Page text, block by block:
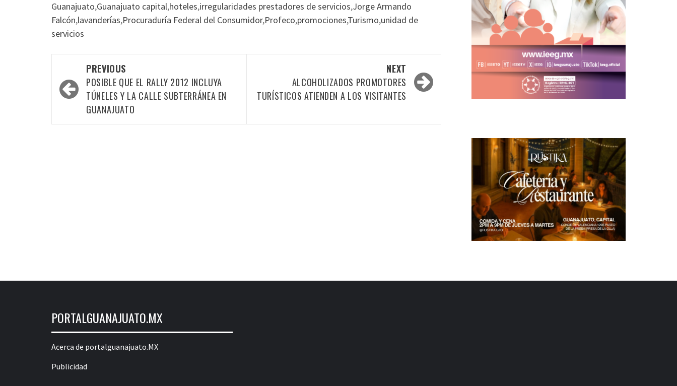
Guanajuato,Guanajuato capital,hoteles,irregularidades prestadores de servicios,Jorge Armando
Falcón,lavanderías,Procuraduría Federal del Consumidor,Profeco,promociones,Turismo,unidad de
servicios
navigation
PREVIOUS
POSIBLE QUE EL RALLY 2012 INCLUYA
TÚNELES Y LA CALLE SUBTERRÁNEA EN
GUANAJUATO
NEXT
ALCOHOLIZADOS PROMOTORES
TURÍSTICOS ATIENDEN A LOS VISITANTES
PORTALGUANAJUATO.MX
Acerca de portalguanajuato.MX
Publicidad